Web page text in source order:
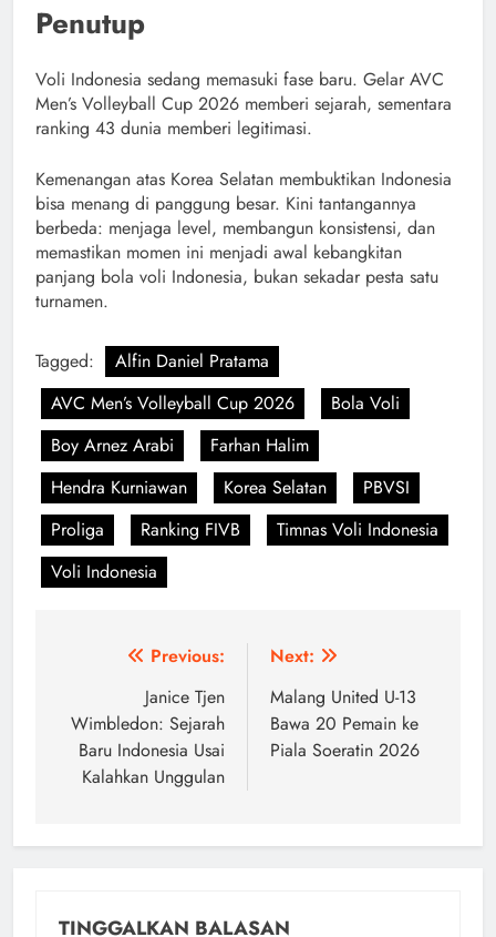
Penutup
Voli Indonesia sedang memasuki fase baru. Gelar AVC
Men’s Volleyball Cup 2026 memberi sejarah, sementara
ranking 43 dunia memberi legitimasi.
Kemenangan atas Korea Selatan membuktikan Indonesia
bisa menang di panggung besar. Kini tantangannya
berbeda: menjaga level, membangun konsistensi, dan
memastikan momen ini menjadi awal kebangkitan
panjang bola voli Indonesia, bukan sekadar pesta satu
turnamen.
Tagged:
Alfin Daniel Pratama
AVC Men’s Volleyball Cup 2026
Bola Voli
Boy Arnez Arabi
Farhan Halim
Hendra Kurniawan
Korea Selatan
PBVSI
Proliga
Ranking FIVB
Timnas Voli Indonesia
Voli Indonesia
NavigasiPrevious:
Janice Tjen
Wimbledon: Sejarah
Baru Indonesia Usai
Kalahkan Unggulan
Next:
Malang United U-13
Bawa 20 Pemain ke
Piala Soeratin 2026
TINGGALKAN BALASAN